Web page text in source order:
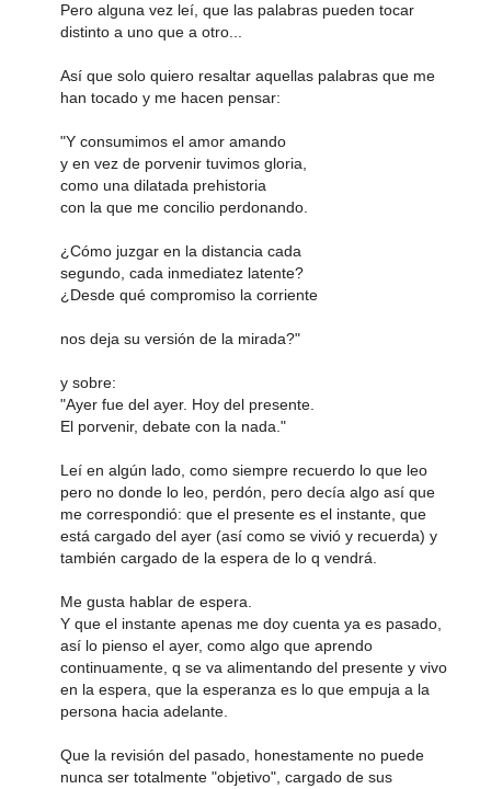
Pero alguna vez leí, que las palabras pueden tocar
distinto a uno que a otro...
Así que solo quiero resaltar aquellas palabras que me
han tocado y me hacen pensar:
"Y consumimos el amor amando
y en vez de porvenir tuvimos gloria,
como una dilatada prehistoria
con la que me concilio perdonando.
¿Cómo juzgar en la distancia cada
segundo, cada inmediatez latente?
¿Desde qué compromiso la corriente
nos deja su versión de la mirada?"
y sobre:
"Ayer fue del ayer. Hoy del presente.
El porvenir, debate con la nada."
Leí en algún lado, como siempre recuerdo lo que leo
pero no donde lo leo, perdón, pero decía algo así que
me correspondió: que el presente es el instante, que
está cargado del ayer (así como se vivió y recuerda) y
también cargado de la espera de lo q vendrá.
Me gusta hablar de espera.
Y que el instante apenas me doy cuenta ya es pasado,
así lo pienso el ayer, como algo que aprendo
continuamente, q se va alimentando del presente y vivo
en la espera, que la esperanza es lo que empuja a la
persona hacia adelante.
Que la revisión del pasado, honestamente no puede
nunca ser totalmente "objetivo", cargado de sus